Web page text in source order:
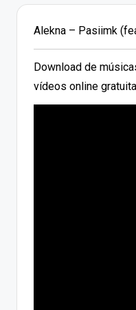
Alekna – Pasiimk
Download de
vídeos online